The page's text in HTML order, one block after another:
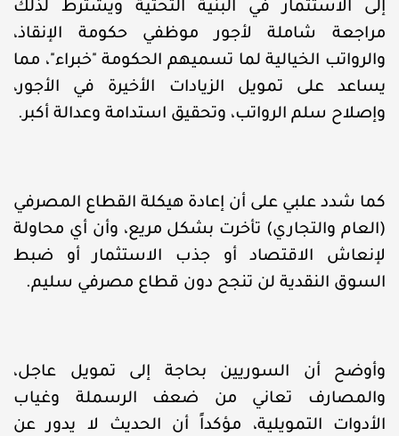
إلى الاستثمار في البنية التحتية ويشترط لذلك
مراجعة شاملة لأجور موظفي حكومة الإنقاذ،
والرواتب الخيالية لما تسميهم الحكومة "خبراء"، مما
يساعد على تمويل الزيادات الأخيرة في الأجور،
وإصلاح سلم الرواتب، وتحقيق استدامة وعدالة أكبر.
كما شدد علبي على أن إعادة هيكلة القطاع المصرفي
(العام والتجاري) تأخرت بشكل مريع، وأن أي محاولة
لإنعاش الاقتصاد أو جذب الاستثمار أو ضبط
السوق النقدية لن تنجح دون قطاع مصرفي سليم.
وأوضح أن السوريين بحاجة إلى تمويل عاجل،
والمصارف تعاني من ضعف الرسملة وغياب
الأدوات التمويلية، مؤكداً أن الحديث لا يدور عن